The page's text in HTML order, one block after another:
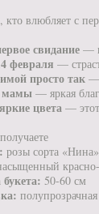
кто влюбляет с
свидание —
февраля —
просто так —
— яркая
цвета —
розы сорта
50-60 см